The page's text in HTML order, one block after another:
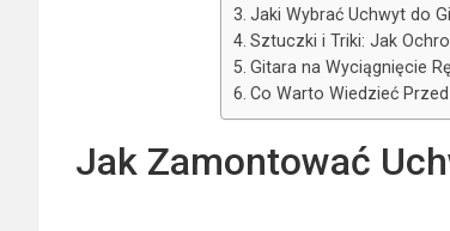
Jaki Wybrać Uchwyt do
Sztuczki i Triki: Jak
Gitara na Wyciągnięcie
Co Warto Wiedzieć
Jak Zamontować